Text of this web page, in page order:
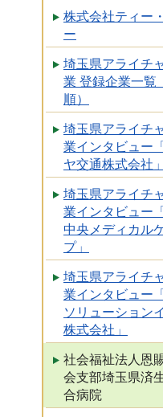
株式会社ティー
ー
埼玉県アライチ
業 登録企業一覧
順）
埼玉県アライチ
業インタビュー
ヤ交通株式会社」
埼玉県アライチ
業インタビュー
中央メディカル
プ」
埼玉県アライチ
業インタビュー
ソリューション
株式会社」
社会福祉法人恩
会支部埼玉県済
合病院